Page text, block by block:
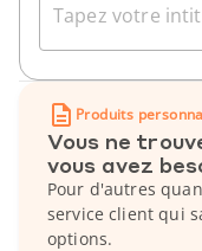
Tapez votre
Produits
Vous ne
vous avez
Pour d'autres
service client qui
options.